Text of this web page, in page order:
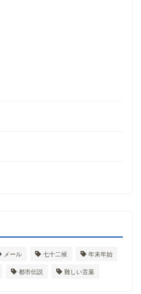
メール 七十二候 年末年始
都市伝説 難しい言葉